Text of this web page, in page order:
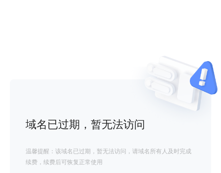
域名已过期，暂无法访问
温馨提醒：该域名已过期，暂无法访问，请域名所有人及时完成
续费，续费后可恢复正常使用